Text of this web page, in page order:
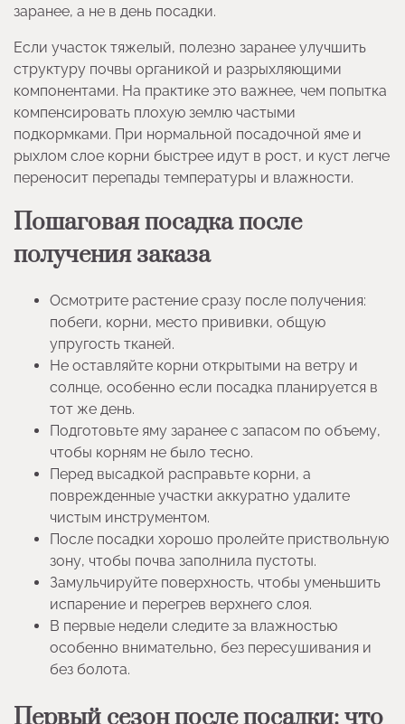
заранее, а не в день посадки.
Если участок тяжелый, полезно заранее улучшить
структуру почвы органикой и разрыхляющими
компонентами. На практике это важнее, чем попытка
компенсировать плохую землю частыми
подкормками. При нормальной посадочной яме и
рыхлом слое корни быстрее идут в рост, и куст легче
переносит перепады температуры и влажности.
Пошаговая посадка после
получения заказа
Осмотрите растение сразу после получения:
побеги, корни, место прививки, общую
упругость тканей.
Не оставляйте корни открытыми на ветру и
солнце, особенно если посадка планируется в
тот же день.
Подготовьте яму заранее с запасом по объему,
чтобы корням не было тесно.
Перед высадкой расправьте корни, а
поврежденные участки аккуратно удалите
чистым инструментом.
После посадки хорошо пролейте приствольную
зону, чтобы почва заполнила пустоты.
Замульчируйте поверхность, чтобы уменьшить
испарение и перегрев верхнего слоя.
В первые недели следите за влажностью
особенно внимательно, без пересушивания и
без болота.